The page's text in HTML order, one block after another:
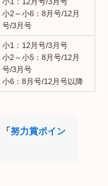
小2～小6：8月号/12月
号/3月号
小1：12月号/3月号
小2～小5：8月号/12月
号/3月号
小6：8月号/12月号以降
「努力賞ポイン